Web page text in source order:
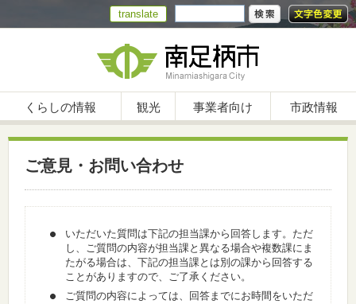
translate
くらしの情報 観光 事業者向け 市政情報
ご意見・お問い合わせ
いただいた質問は下記の担当課から回答します。ただ
し、ご質問の内容が担当課と異なる場合や複数課にま
たがる場合は、下記の担当課とは別の課から回答する
ことがありますので、ご了承ください。
ご質問の内容によっては、回答までにお時間をいただ